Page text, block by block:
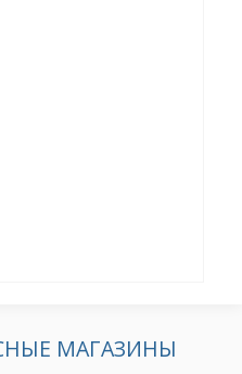
МАГАЗИНЫ